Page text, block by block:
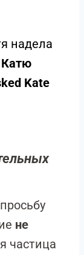
надела
Катю
Kate
не
частица